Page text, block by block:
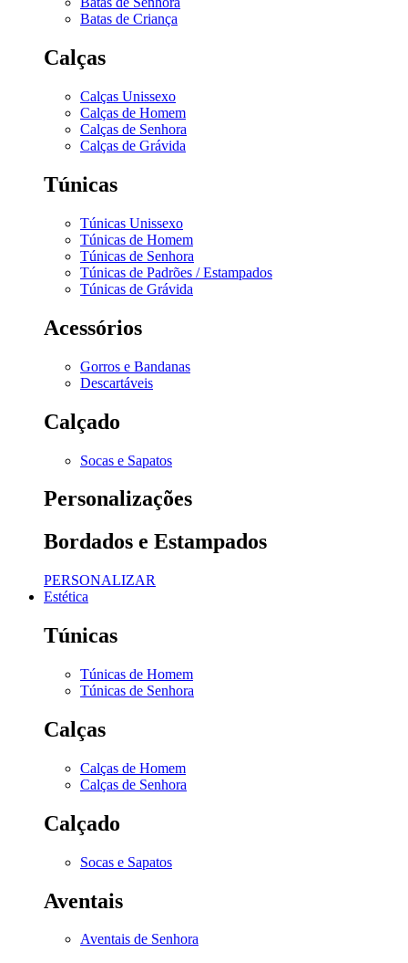
Batas de Criança
Calças
Calças Unissexo
Calças de Homem
Calças de Senhora
Calças de Grávida
Túnicas
Túnicas Unissexo
Túnicas de Homem
Túnicas de Senhora
Túnicas de Padrões / Estampados
Túnicas de Grávida
Acessórios
Gorros e Bandanas
Descartáveis
Calçado
Socas e Sapatos
Personalizações
Bordados e Estampados
PERSONALIZAR
Estética
Túnicas
Túnicas de Homem
Túnicas de Senhora
Calças
Calças de Homem
Calças de Senhora
Calçado
Socas e Sapatos
Aventais
Aventais de Senhora